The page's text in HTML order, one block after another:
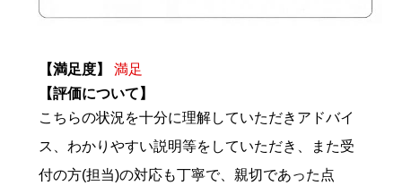
【満足度】
満足
【評価について】
こちらの状況を十分に理解していただきアドバイ
ス、わかりやすい説明等をしていただき、また受
付の方(担当)の対応も丁寧で、親切であった点